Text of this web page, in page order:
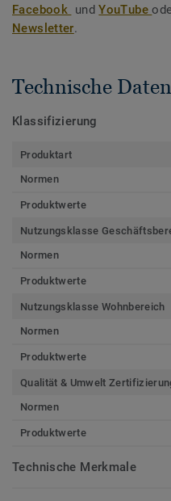
Facebook undYouTube
Newsletter.
Technische Daten
Klassifizierung
Produktart
Normen
Produktwerte
Nutzungsklasse
Normen
Produktwerte
Nutzungsklasse Wohnbereich
Normen
Produktwerte
Qualität & Umwelt
Normen
Produktwerte
Technische Merkmale